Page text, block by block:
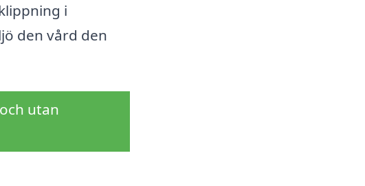
i
den vård den
utan